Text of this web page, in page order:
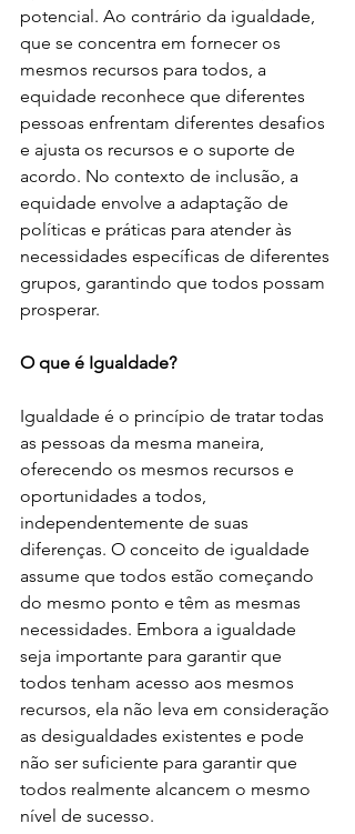
potencial. Ao contrário da igualdade,
que se concentra em fornecer os
mesmos recursos para todos, a
equidade reconhece que diferentes
pessoas enfrentam diferentes desafios
e ajusta os recursos e o suporte de
acordo. No contexto de inclusão, a
equidade envolve a adaptação de
políticas e práticas para atender às
necessidades específicas de diferentes
grupos, garantindo que todos possam
prosperar.
O que é Igualdade?
Igualdade é o princípio de tratar todas
as pessoas da mesma maneira,
oferecendo os mesmos recursos e
oportunidades a todos,
independentemente de suas
diferenças. O conceito de igualdade
assume que todos estão começando
do mesmo ponto e têm as mesmas
necessidades. Embora a igualdade
seja importante para garantir que
todos tenham acesso aos mesmos
recursos, ela não leva em consideração
as desigualdades existentes e pode
não ser suficiente para garantir que
todos realmente alcancem o mesmo
nível de sucesso.